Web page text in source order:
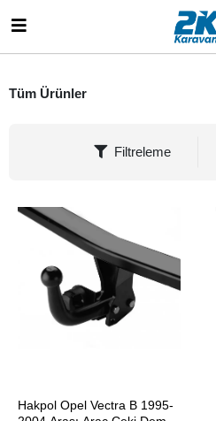
Tüm Ürünler
Filtreleme
Hakpol Opel Vectra B 1995-